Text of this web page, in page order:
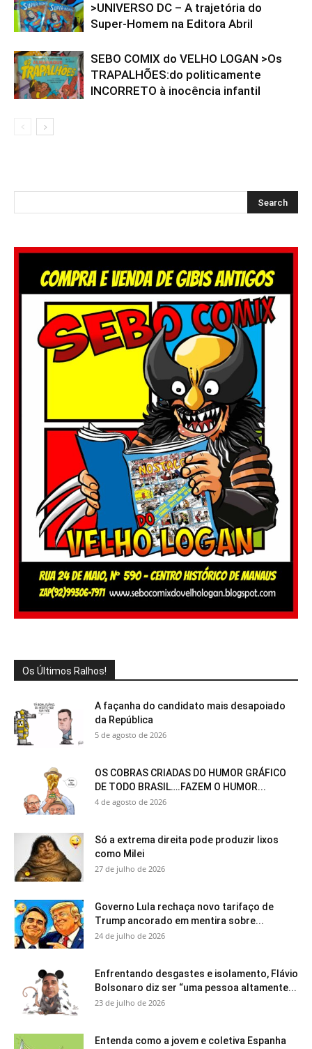
>UNIVERSO DC – A trajetória do
Super-Homem na Editora Abril
SEBO COMIX do VELHO LOGAN >Os
TRAPALHÕES:do politicamente
INCORRETO à inocência infantil
Os Últimos Ralhos!
A façanha do candidato mais desapoiado
da República
5 de agosto de 2026
OS COBRAS CRIADAS DO HUMOR GRÁFICO
DE TODO BRASIL….FAZEM O HUMOR...
4 de agosto de 2026
Só a extrema direita pode produzir lixos
como Milei
27 de julho de 2026
Governo Lula rechaça novo tarifaço de
Trump ancorado em mentira sobre...
24 de julho de 2026
Enfrentando desgastes e isolamento, Flávio
Bolsonaro diz ser “uma pessoa altamente...
23 de julho de 2026
Entenda como a jovem e coletiva Espanha